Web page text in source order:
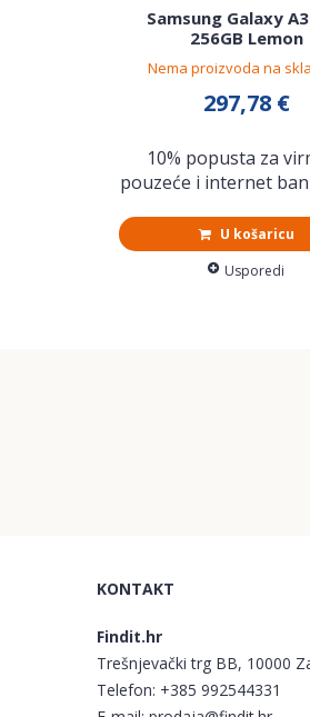
Samsung Galaxy
256GB Lemon
Nema proizvoda na
297,78 €
10% popusta za
pouzeće i internet
U košaricu
Usporedi
KONTAKT
Findit.hr
Trešnjevački trg BB, 10000
Telefon: +385 992544331